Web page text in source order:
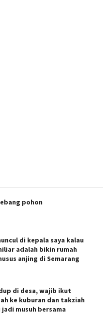
pohon
di kepala saya kalau
adalah bikin rumah
anjing di Semarang
di desa, wajib ikut
ke kuburan dan takziah
musuh bersama